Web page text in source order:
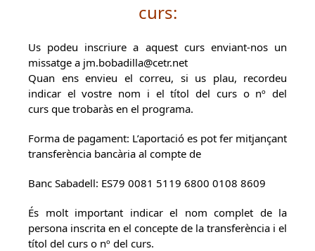
curs:
Us podeu inscriure a aquest curs enviant-nos un
missatge a jm.bobadilla@cetr.net
Quan ens envieu el correu, si us plau, recordeu
indicar el vostre nom i el títol del curs o nº del
curs que trobaràs en el programa.
Forma de pagament: L’aportació es pot fer mitjançant
transferència bancària al compte de
Banc Sabadell: ES79 0081 5119 6800 0108 8609
És molt important indicar el nom complet de la
persona inscrita en el concepte de la transferència i el
títol del curs o nº del curs.